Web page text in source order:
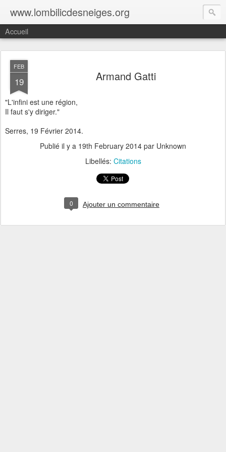
www.lombilicdesneiges.org
Accueil
FEB
19 Armand Gatti
"L'infini est une région,
Il faut s'y diriger."
Serres, 19 Février 2014.
Publié il y a 19th February 2014 par Unknown
Libellés: Citations
0 Ajouter un commentaire